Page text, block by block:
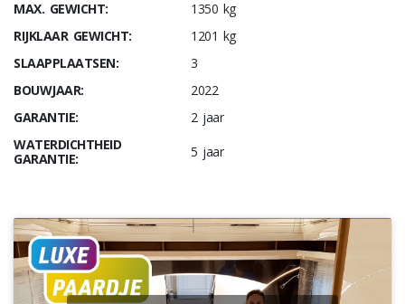
MAX. GEWICHT:
1350 kg
RIJKLAAR GEWICHT:
1201 kg
SLAAPPLAATSEN:
3
BOUWJAAR:
2022
GARANTIE:
2 jaar
WATERDICHTHEID
GARANTIE:
5 jaar